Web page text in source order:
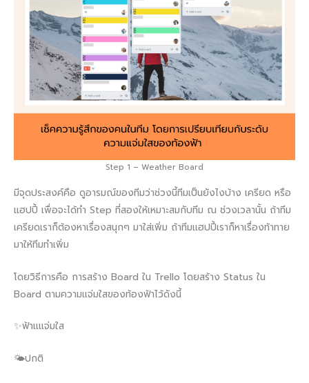
Step 1 – Weather Board
มีจุดประสงค์คือ ดูอารมณ์ของทีมว่าช่วงนี้ทีมเป็นยังไงบ้าง เครียด หรือ
แฮปปี้ เพื่อจะได้ทำ Step ที่สองให้เหมาะสมกับทีม ณ ช่วงเวลานั้น ถ้าทีม
เครียดเราก็ต้องหาเรื่องสนุกๆ มาใส่เพิ่ม ถ้าทีมแฮปปี้เราก็หาเรื่องท้าทาย
มาให้ทีมทำเพิ่ม
โดยวิธีการคือ การสร้าง Board ใน Trello โดยสร้าง Status ใน
Board ตามความแจ่มใสของท้องฟ้าไว้ดังนี้
✨ฟ้าแแจ่มใส
🌤ปกติ